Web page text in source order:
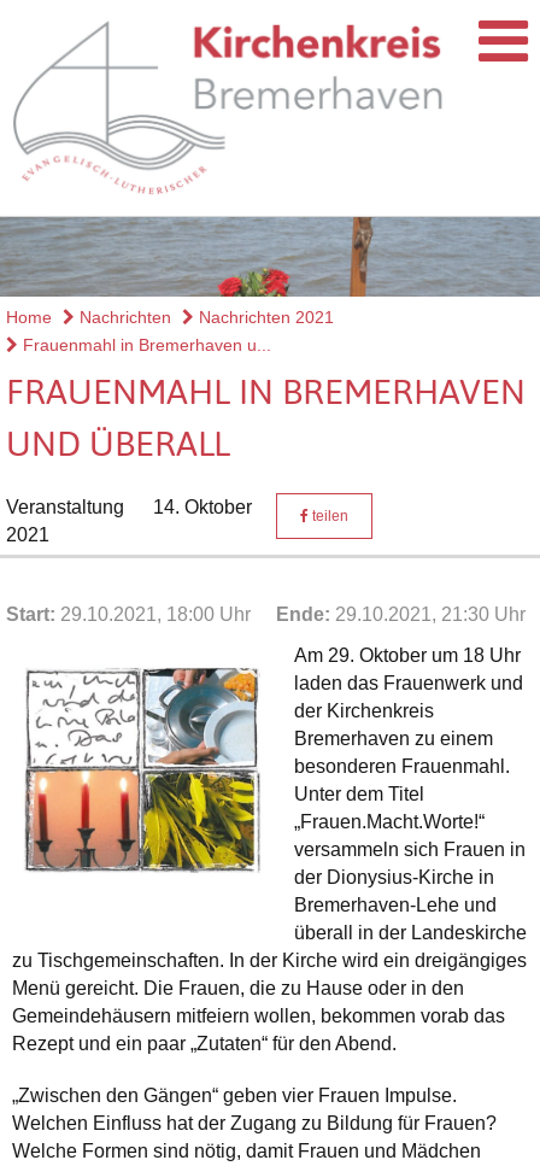
Home Nachrichten
Nachrichten 2021
Frauenmahl in Bremerhaven u...
FRAUENMAHL IN BREMERHAVEN
UND ÜBERALL
Veranstaltung
14. Oktober
2021
teilen
Start: 29.10.2021, 18:00 Uhr Ende: 29.10.2021, 21:30 Uhr
Am 29. Oktober um 18 Uhr
laden das Frauenwerk und
der Kirchenkreis
Bremerhaven zu einem
besonderen Frauenmahl.
Unter dem Titel
„Frauen.Macht.Worte!“
versammeln sich Frauen in
der Dionysius-Kirche in
Bremerhaven-Lehe und
überall in der Landeskirche
zu Tischgemeinschaften. In der Kirche wird ein dreigängiges
Menü gereicht. Die Frauen, die zu Hause oder in den
Gemeindehäusern mitfeiern wollen, bekommen vorab das
Rezept und ein paar „Zutaten“ für den Abend.
„Zwischen den Gängen“ geben vier Frauen Impulse.
Welchen Einfluss hat der Zugang zu Bildung für Frauen?
Welche Formen sind nötig, damit Frauen und Mädchen